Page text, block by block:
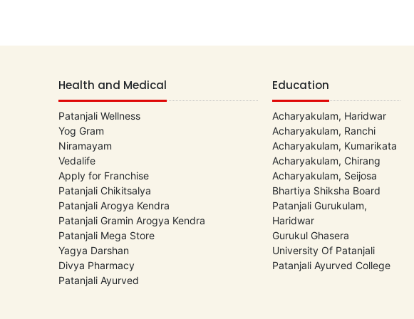
Health and Medical
Patanjali Wellness
Yog Gram
Niramayam
Vedalife
Apply for Franchise
Patanjali Chikitsalya
Patanjali Arogya Kendra
Patanjali Gramin Arogya Kendra
Patanjali Mega Store
Yagya Darshan
Divya Pharmacy
Patanjali Ayurved
Education
Acharyakulam, Haridwar
Acharyakulam, Ranchi
Acharyakulam, Kumarikata
Acharyakulam, Chirang
Acharyakulam, Seijosa
Bhartiya Shiksha Board
Patanjali Gurukulam,
Haridwar
Gurukul Ghasera
University Of Patanjali
Patanjali Ayurved College